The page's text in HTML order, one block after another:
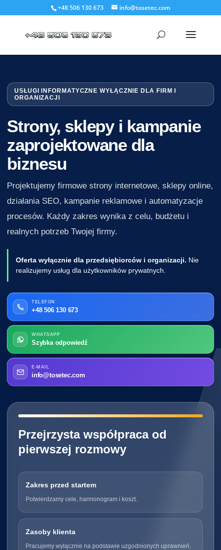
+48 506 130 673 info@tosetec.com
USŁUGI INFORMATYCZNE WYŁĄCZNIE DLA FIRM I
ORGANIZACJI
Strony, sklepy i kampanie
zaprojektowane dla
biznesu
Projektujemy firmowe strony internetowe, sklepy online,
działania SEO, kampanie reklamowe i automatyzacje
procesów. Każdy zakres wynika z celu, budżetu i
realnych potrzeb Twojej firmy.
Oferta wyłącznie dla przedsiębiorców i organizacji. Nie
realizujemy usług dla użytkowników prywatnych.
TELEFON
+48 506 130 673
WHATSAPP
Szybka odpowiedź
E-MAIL
info@tosetec.com
━━━━━━━━━━━━━━━━━━━━━━━━━━━━
Przejrzysta współpraca od
pierwszej rozmowy
Zakres przed startem
Potwierdzamy cele, harmonogram i koszt.
Zasoby klienta
Pracujemy wyłącznie na podstawie uzgodnionych uprawnień.